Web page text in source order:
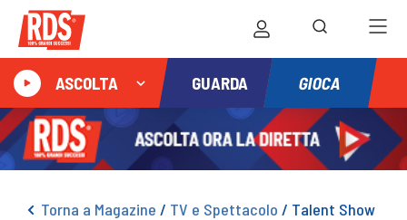
ASCOLTA GUARDA GIOCA
Torna a Magazine / TV e Spettacolo / Talent Show